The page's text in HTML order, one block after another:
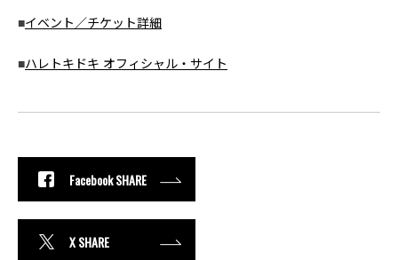
■イベント／チケット詳細
■ハレトキドキ オフィシャル・サイト
Facebook SHARE
X SHARE